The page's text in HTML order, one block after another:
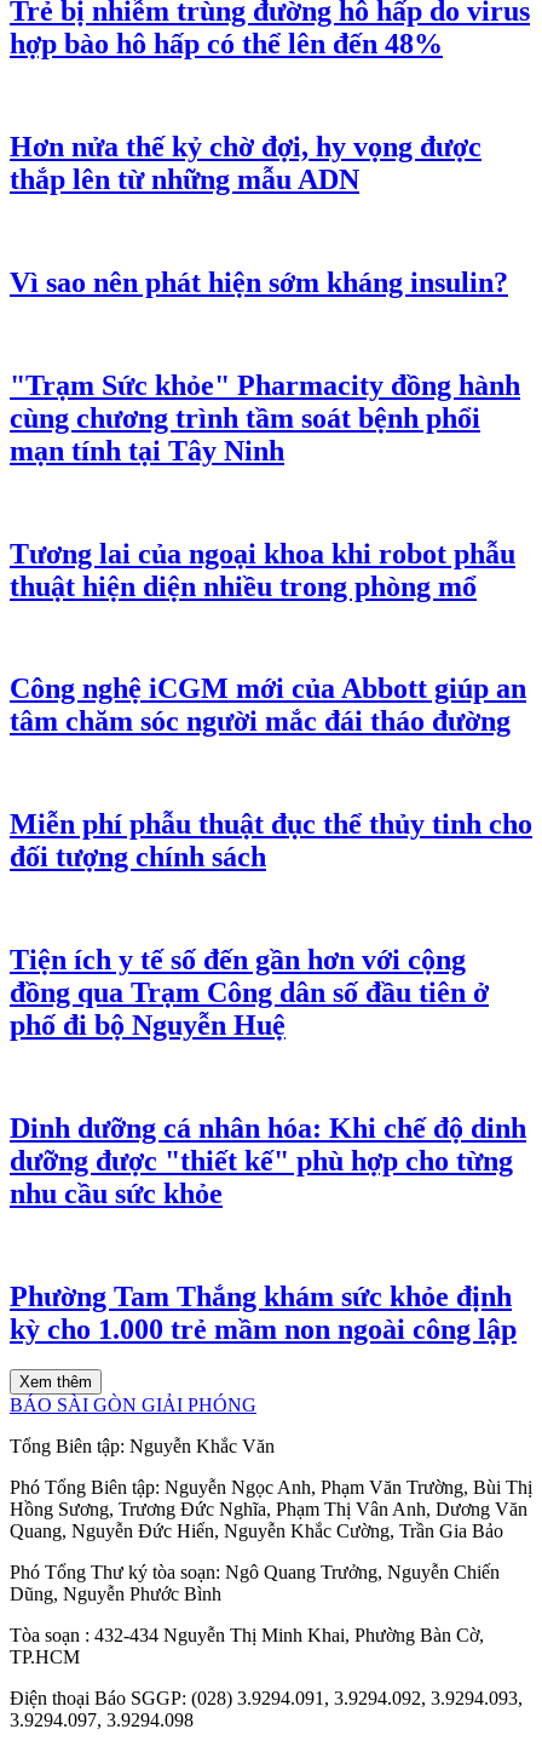
Trẻ bị nhiễm trùng đường hô hấp do virus
hợp bào hô hấp có thể lên đến 48%
Hơn nửa thế kỷ chờ đợi, hy vọng được
thắp lên từ những mẫu ADN
Vì sao nên phát hiện sớm kháng insulin?
"Trạm Sức khỏe" Pharmacity đồng hành
cùng chương trình tầm soát bệnh phổi
mạn tính tại Tây Ninh
Tương lai của ngoại khoa khi robot phẫu
thuật hiện diện nhiều trong phòng mổ
Công nghệ iCGM mới của Abbott giúp an
tâm chăm sóc người mắc đái tháo đường
Miễn phí phẫu thuật đục thể thủy tinh cho
đối tượng chính sách
Tiện ích y tế số đến gần hơn với cộng
đồng qua Trạm Công dân số đầu tiên ở
phố đi bộ Nguyễn Huệ
Dinh dưỡng cá nhân hóa: Khi chế độ dinh
dưỡng được "thiết kế" phù hợp cho từng
nhu cầu sức khỏe
Phường Tam Thắng khám sức khỏe định
kỳ cho 1.000 trẻ mầm non ngoài công lập
Xem thêm
BÁO SÀI GÒN GIẢI PHÓNG
Tổng Biên tập: Nguyễn Khắc Văn
Phó Tổng Biên tập: Nguyễn Ngọc Anh, Phạm Văn Trường, Bùi Thị
Hồng Sương, Trương Đức Nghĩa, Phạm Thị Vân Anh, Dương Văn
Quang, Nguyễn Đức Hiển, Nguyễn Khắc Cường, Trần Gia Bảo
Phó Tổng Thư ký tòa soạn: Ngô Quang Trưởng, Nguyễn Chiến
Dũng, Nguyễn Phước Bình
Tòa soạn : 432-434 Nguyễn Thị Minh Khai, Phường Bàn Cờ,
TP.HCM
Điện thoại Báo SGGP: (028) 3.9294.091, 3.9294.092, 3.9294.093,
3.9294.097, 3.9294.098